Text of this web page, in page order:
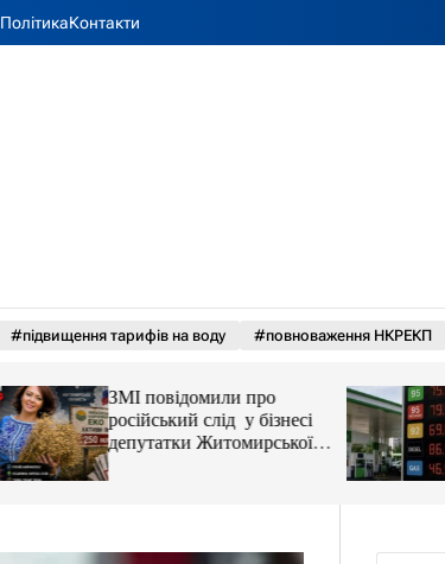
ПолітикаКонтакти
#підвищення тарифів на воду #повноваження НКРЕКП
ЗМІ повідомили про
російський слід у бізнесі
депутатки Житомирської
облради Ірини Костюшко
та чому можуть арештувати